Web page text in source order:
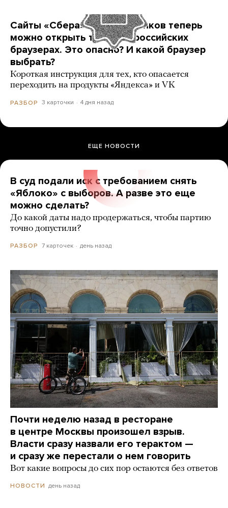
Сайты «Сбера» и других банков теперь
можно открыть только в российских
браузерах. Это опасно? И какой браузер
выбрать?
Короткая инструкция для тех, кто опасается
переходить на продукты «Яндекса» и VK
РАЗБОР 3 карточки 4 дня назад
ЕЩЕ НОВОСТИ
В суд подали иск с требованием снять
«Яблоко» с выборов. А разве это еще
можно сделать?
До какой даты надо продержаться, чтобы партию
точно допустили?
РАЗБОР 7 карточек день назад
Почти неделю назад в ресторане
в центре Москвы произошел взрыв.
Власти сразу назвали его терактом —
и сразу же перестали о нем говорить
Вот какие вопросы до сих пор остаются без ответов
НОВОСТИ день назад